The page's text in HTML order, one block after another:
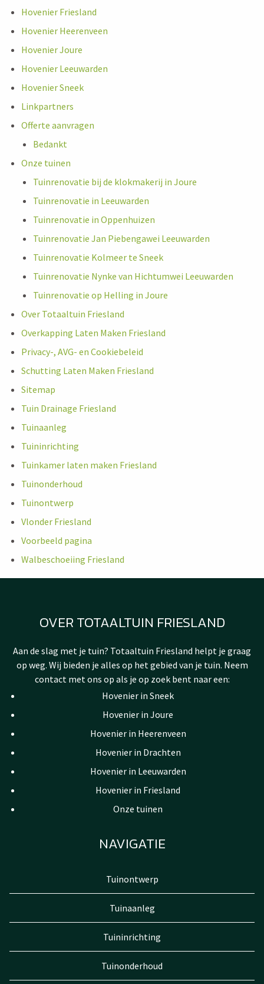
Hovenier Friesland
Hovenier Heerenveen
Hovenier Joure
Hovenier Leeuwarden
Hovenier Sneek
Linkpartners
Offerte aanvragen
Bedankt
Onze tuinen
Tuinrenovatie bij de klokmakerij in Joure
Tuinrenovatie in Leeuwarden
Tuinrenovatie in Oppenhuizen
Tuinrenovatie Jan Piebengawei Leeuwarden
Tuinrenovatie Kolmeer te Sneek
Tuinrenovatie Nynke van Hichtumwei Leeuwarden
Tuinrenovatie op Helling in Joure
Over Totaaltuin Friesland
Overkapping Laten Maken Friesland
Privacy-, AVG- en Cookiebeleid
Schutting Laten Maken Friesland
Sitemap
Tuin Drainage Friesland
Tuinaanleg
Tuininrichting
Tuinkamer laten maken Friesland
Tuinonderhoud
Tuinontwerp
Vlonder Friesland
Voorbeeld pagina
Walbeschoeiing Friesland
OVER TOTAALTUIN FRIESLAND
Aan de slag met je tuin? Totaaltuin Friesland helpt je graag
op weg. Wij bieden je alles op het gebied van je tuin. Neem
contact met ons op als je op zoek bent naar een:
Hovenier in Sneek
Hovenier in Joure
Hovenier in Heerenveen
Hovenier in Drachten
Hovenier in Leeuwarden
Hovenier in Friesland
Onze tuinen
NAVIGATIE
Tuinontwerp
Tuinaanleg
Tuininrichting
Tuinonderhoud